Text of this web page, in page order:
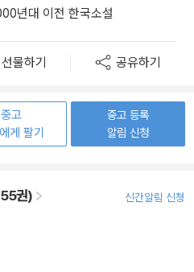
년대 이전 한국소설
선물하기 공유하기
중고
게 팔기
중고 등록
알림 신청
55권) 신간알림 신청